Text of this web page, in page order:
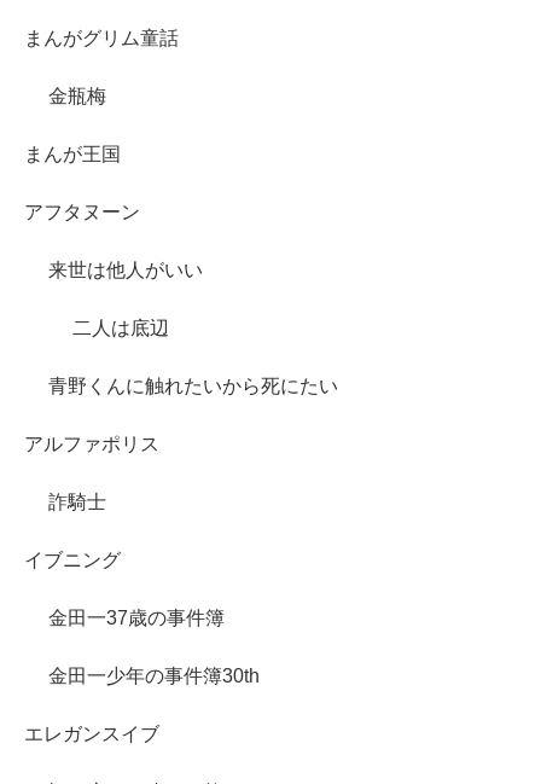
まんがグリム童話
金瓶梅
まんが王国
アフタヌーン
来世は他人がいい
二人は底辺
青野くんに触れたいから死にたい
アルファポリス
詐騎士
イブニング
金田一37歳の事件簿
金田一少年の事件簿30th
エレガンスイブ